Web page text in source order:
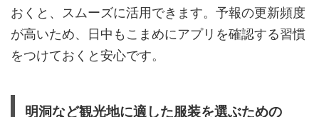
おくと、スムーズに活用できます。予報の更新頻度
が高いため、日中もこまめにアプリを確認する習慣
をつけておくと安心です。
明洞など観光地に適した服装を選ぶための